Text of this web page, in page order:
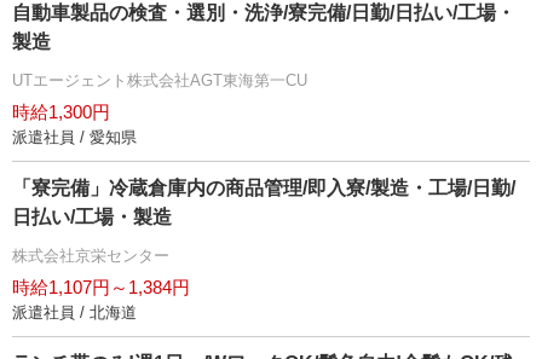
自動車製品の検査・選別・洗浄/寮完備/日勤/日払い/工場・
製造
UTエージェント株式会社AGT東海第一CU
時給1,300円
派遣社員 / 愛知県
「寮完備」冷蔵倉庫内の商品管理/即入寮/製造・工場/日勤/
日払い/工場・製造
株式会社京栄センター
時給1,107円～1,384円
派遣社員 / 北海道